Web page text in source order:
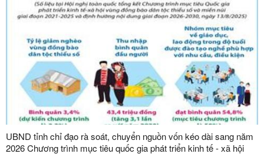
UBND tỉnh chỉ đạo rà soát, chuyển nguồn vốn kéo dài sang năm
2026 Chương trình mục tiêu quốc gia phát triển kinh tế - xã hội